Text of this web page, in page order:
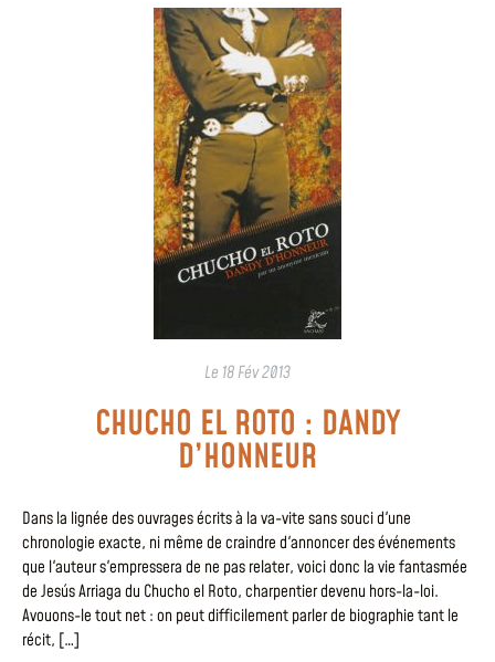
Le 18 Fév 2013
CHUCHO EL ROTO : DANDY
D’HONNEUR
Dans la lignée des ouvrages écrits à la va-vite sans souci d'une
chronologie exacte, ni même de craindre d'annoncer des événements
que l'auteur s'empressera de ne pas relater, voici donc la vie fantasmée
de Jesús Arriaga du Chucho el Roto, charpentier devenu hors-la-loi.
Avouons-le tout net : on peut difficilement parler de biographie tant le
récit, […]